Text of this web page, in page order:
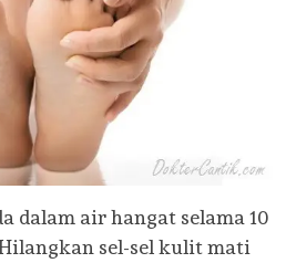
dalam air hangat selama 10
sel-sel kulit mati